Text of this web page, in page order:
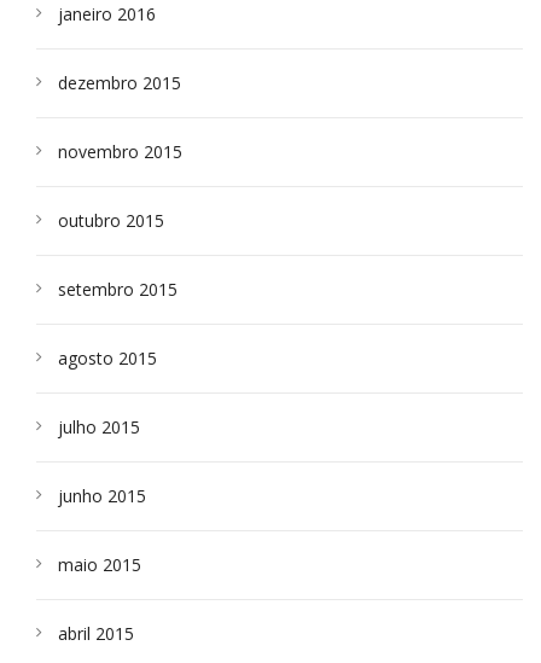
janeiro 2016
dezembro 2015
novembro 2015
outubro 2015
setembro 2015
agosto 2015
julho 2015
junho 2015
maio 2015
abril 2015